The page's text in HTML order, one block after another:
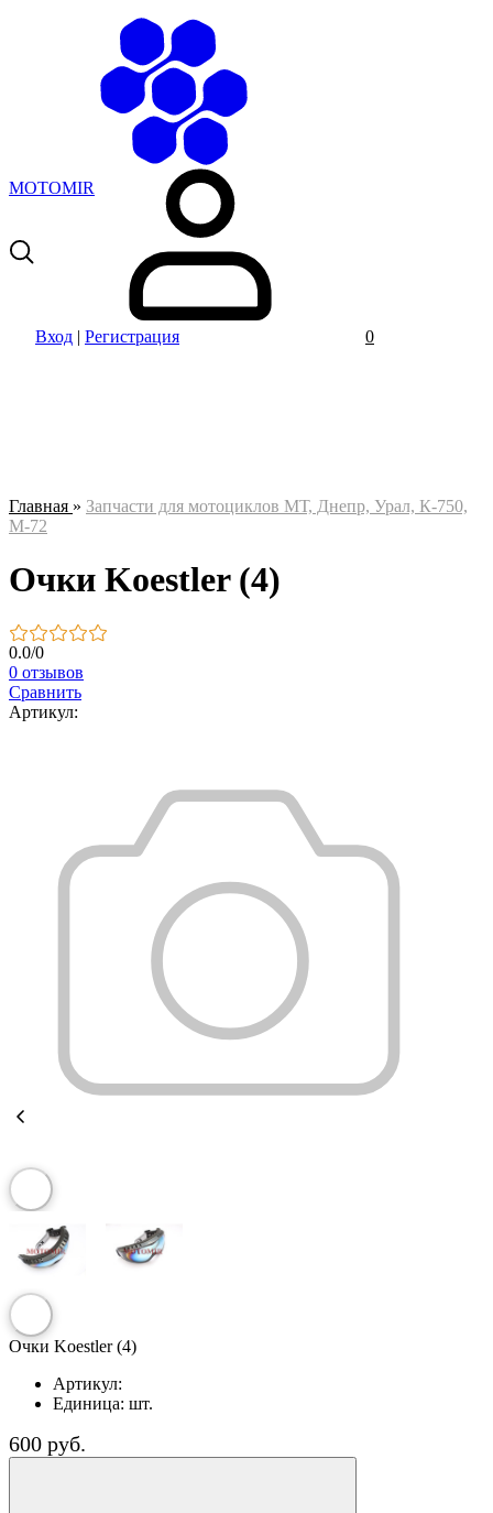
MOTOMIR
Вход | Регистрация 0
Главная » Запчасти для мотоциклов МТ, Днепр, Урал, К-750,
М-72
Очки Koestler (4)
0.0/0
0 отзывов
Сравнить
Артикул:
Очки Koestler (4)
Артикул:
Единица: шт.
600 руб.